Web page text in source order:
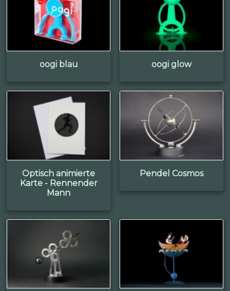
oogi blau oogi glow
Optisch animierte
Karte - Rennender
Mann
Pendel Cosmos